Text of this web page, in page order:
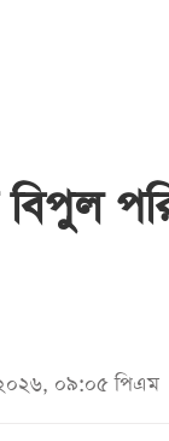
বিপুল
২০২৬, ০৯:০৫ পিএম